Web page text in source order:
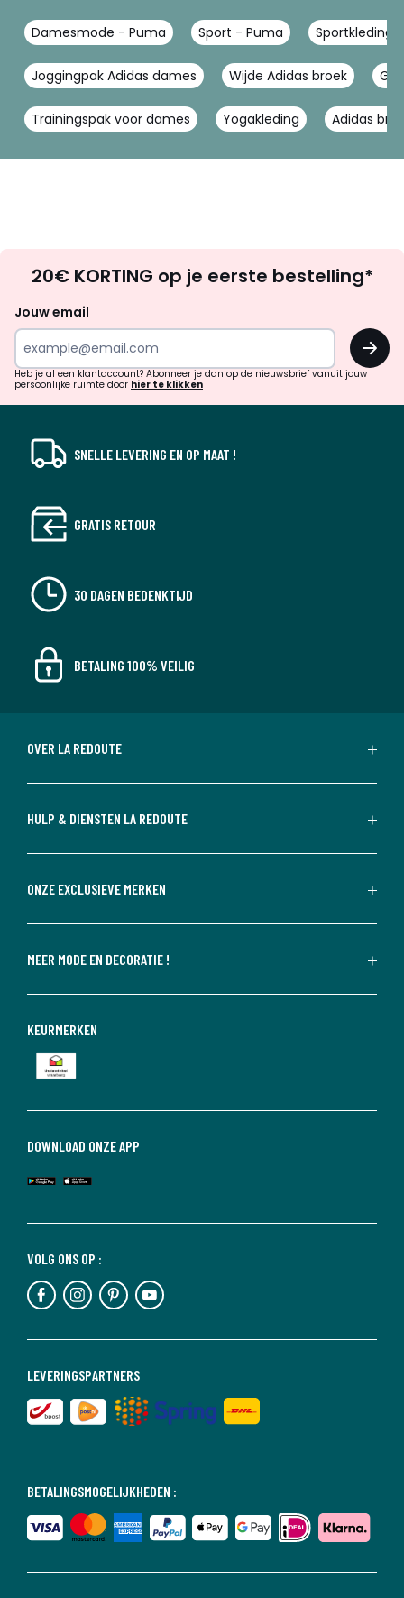
Damesmode - Puma Sport - Puma Sportkleding
Joggingpak Adidas dames Wijde Adidas broek
Trainingspak voor dames Yogakleding Adidas
zoek
inspiratie
verrassingen?
20€ KORTING op je eerste bestelling*
Jouw email
OK
Heb je al een klantaccount? Abonneer je dan op de nieuwsbrief vanuit jouw
persoonlijke ruimte door hier te klikken
SNELLE LEVERING EN OP MAAT !
GRATIS RETOUR
30 DAGEN BEDENKTIJD
BETALING 100% VEILIG
OVER LA REDOUTE
HULP & DIENSTEN LA REDOUTE
ONZE EXCLUSIEVE MERKEN
MEER MODE EN DECORATIE !
BETALINGSMOGELIJKHEDEN :
LEVERINGSPARTNERS
VOLG ONS OP :
DOWNLOAD ONZE APP
KEURMERKEN